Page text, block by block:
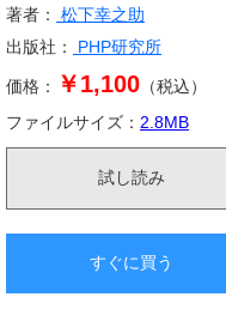
著者：
松下幸之助
出版社：
PHP研究所
価格： ￥1,100 （税込）
ファイルサイズ： 2.8MB
試し読み
すぐに買う